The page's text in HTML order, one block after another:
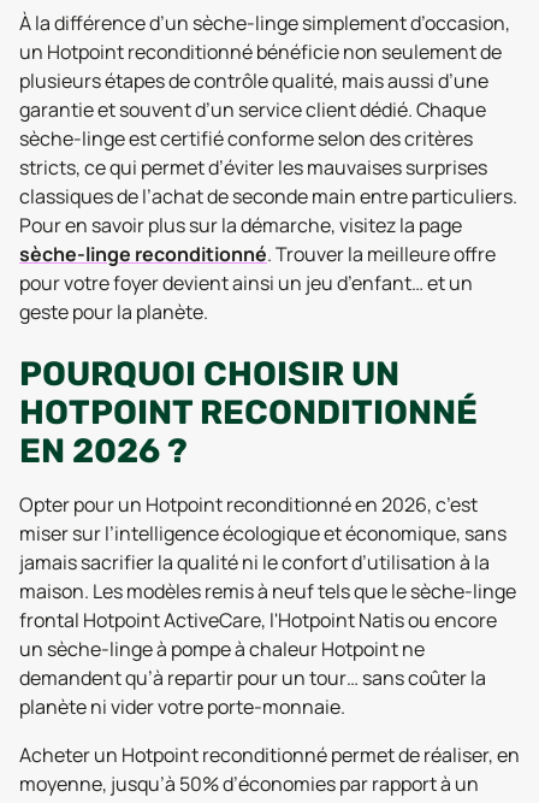
À la différence d’un sèche-linge simplement d’occasion,
un Hotpoint reconditionné bénéficie non seulement de
plusieurs étapes de contrôle qualité, mais aussi d’une
garantie et souvent d’un service client dédié. Chaque
sèche-linge est certifié conforme selon des critères
stricts, ce qui permet d’éviter les mauvaises surprises
classiques de l’achat de seconde main entre particuliers.
Pour en savoir plus sur la démarche, visitez la page
sèche-linge reconditionné. Trouver la meilleure offre
pour votre foyer devient ainsi un jeu d’enfant… et un
geste pour la planète.
POURQUOI CHOISIR UN
HOTPOINT RECONDITIONNÉ
EN 2026 ?
Opter pour un Hotpoint reconditionné en 2026, c’est
miser sur l’intelligence écologique et économique, sans
jamais sacrifier la qualité ni le confort d’utilisation à la
maison. Les modèles remis à neuf tels que le sèche-linge
frontal Hotpoint ActiveCare, l'Hotpoint Natis ou encore
un sèche-linge à pompe à chaleur Hotpoint ne
demandent qu’à repartir pour un tour… sans coûter la
planète ni vider votre porte-monnaie.
Acheter un Hotpoint reconditionné permet de réaliser, en
moyenne, jusqu’à 50% d’économies par rapport à un